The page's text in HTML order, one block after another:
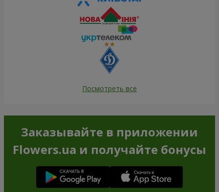
Посмотреть все
Заказывайте в приложении
Flowers.ua и получайте бонусы